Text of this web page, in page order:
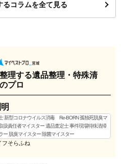
るコラムを全て見る
理する遺品整理・特殊清
プロ
新型コロナウイルス消毒 Re-BORN 孤独死脱臭マ
扱責任者マイスター 遺品査定士 事件現場特殊清掃
ー 脱臭マイスター 除菌マイスター
フそらふね